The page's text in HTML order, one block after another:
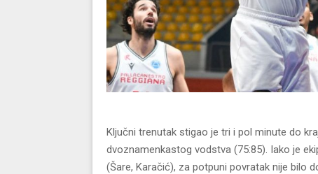
Ključni trenutak stigao je tri i pol minute do
dvoznamenkastog vodstva (75:85). Iako je
(Šare, Karačić), za potpuni povratak nije bilo